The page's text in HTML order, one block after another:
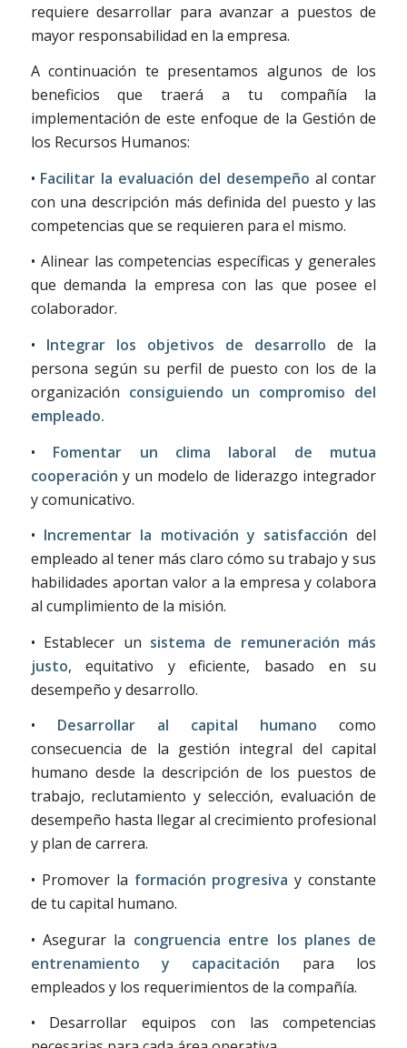
requiere desarrollar para avanzar a puestos de
mayor responsabilidad en la empresa.
A continuación te presentamos algunos de los
beneficios que traerá a tu compañía la
implementación de este enfoque de la Gestión de
los Recursos Humanos:
• Facilitar la evaluación del desempeño al contar
con una descripción más definida del puesto y las
competencias que se requieren para el mismo.
• Alinear las competencias específicas y generales
que demanda la empresa con las que posee el
colaborador.
• Integrar los objetivos de desarrollo de la
persona según su perfil de puesto con los de la
organización consiguiendo un compromiso del
empleado.
• Fomentar un clima laboral de mutua
cooperación y un modelo de liderazgo integrador
y comunicativo.
• Incrementar la motivación y satisfacción del
empleado al tener más claro cómo su trabajo y sus
habilidades aportan valor a la empresa y colabora
al cumplimiento de la misión.
• Establecer un sistema de remuneración más
justo, equitativo y eficiente, basado en su
desempeño y desarrollo.
• Desarrollar al capital humano como
consecuencia de la gestión integral del capital
humano desde la descripción de los puestos de
trabajo, reclutamiento y selección, evaluación de
desempeño hasta llegar al crecimiento profesional
y plan de carrera.
• Promover la formación progresiva y constante
de tu capital humano.
• Asegurar la congruencia entre los planes de
entrenamiento y capacitación para los
empleados y los requerimientos de la compañía.
• Desarrollar equipos con las competencias